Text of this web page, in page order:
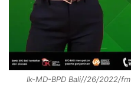
Ik-MD-BPD Bali//26/2022/fm